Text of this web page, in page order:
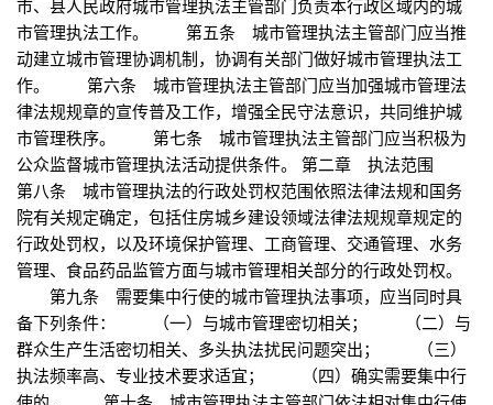
市、县人民政府城市管理执法主管部门负责本行政区域内的城
市管理执法工作。 第五条 城市管理执法主管部门应当推
动建立城市管理协调机制，协调有关部门做好城市管理执法工
作。 第六条 城市管理执法主管部门应当加强城市管理法
律法规规章的宣传普及工作，增强全民守法意识，共同维护城
市管理秩序。 第七条 城市管理执法主管部门应当积极为
公众监督城市管理执法活动提供条件。 第二章 执法范围
第八条 城市管理执法的行政处罚权范围依照法律法规和国务
院有关规定确定，包括住房城乡建设领域法律法规规章规定的
行政处罚权，以及环境保护管理、工商管理、交通管理、水务
管理、食品药品监管方面与城市管理相关部分的行政处罚权。
第九条 需要集中行使的城市管理执法事项，应当同时具
备下列条件： （一）与城市管理密切相关； （二）与
群众生产生活密切相关、多头执法扰民问题突出； （三）
执法频率高、专业技术要求适宜； （四）确实需要集中行